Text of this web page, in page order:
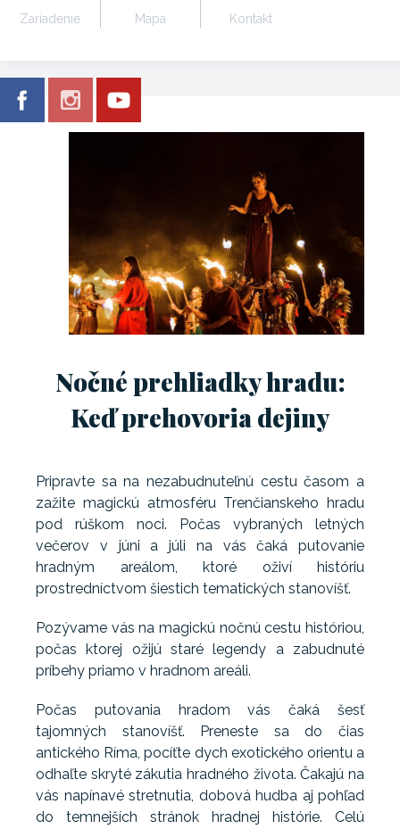
Zariadenie Mapa Kontakt
Nočné prehliadky hradu:
Keď prehovoria dejiny
Pripravte sa na nezabudnuteľnú cestu časom a
zažite magickú atmosféru Trenčianskeho hradu
pod rúškom noci. Počas vybraných letných
večerov v júni a júli na vás čaká putovanie
hradným areálom, ktoré oživí históriu
prostredníctvom šiestich tematických stanovíšť.
Pozývame vás na magickú nočnú cestu históriou,
počas ktorej ožijú staré legendy a zabudnuté
príbehy priamo v hradnom areáli.
Počas putovania hradom vás čaká šesť
tajomných stanovíšť. Preneste sa do čias
antického Ríma, pocíťte dych exotického orientu a
odhaľte skryté zákutia hradného života. Čakajú na
vás napínavé stretnutia, dobová hudba aj pohľad
do temnejších stránok hradnej histórie. Celú